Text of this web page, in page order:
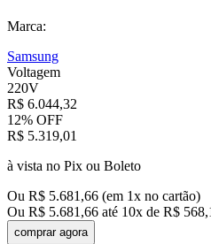
Marca:
Samsung
Voltagem
220V
R$ 6.044,32
12% OFF
R$ 5.319,01
à vista no Pix ou Boleto
Ou R$ 5.681 ,66 (em 1x no cartão)
Ou R$ 5.681 ,66 até 10x de R$ 568,
comprar agora